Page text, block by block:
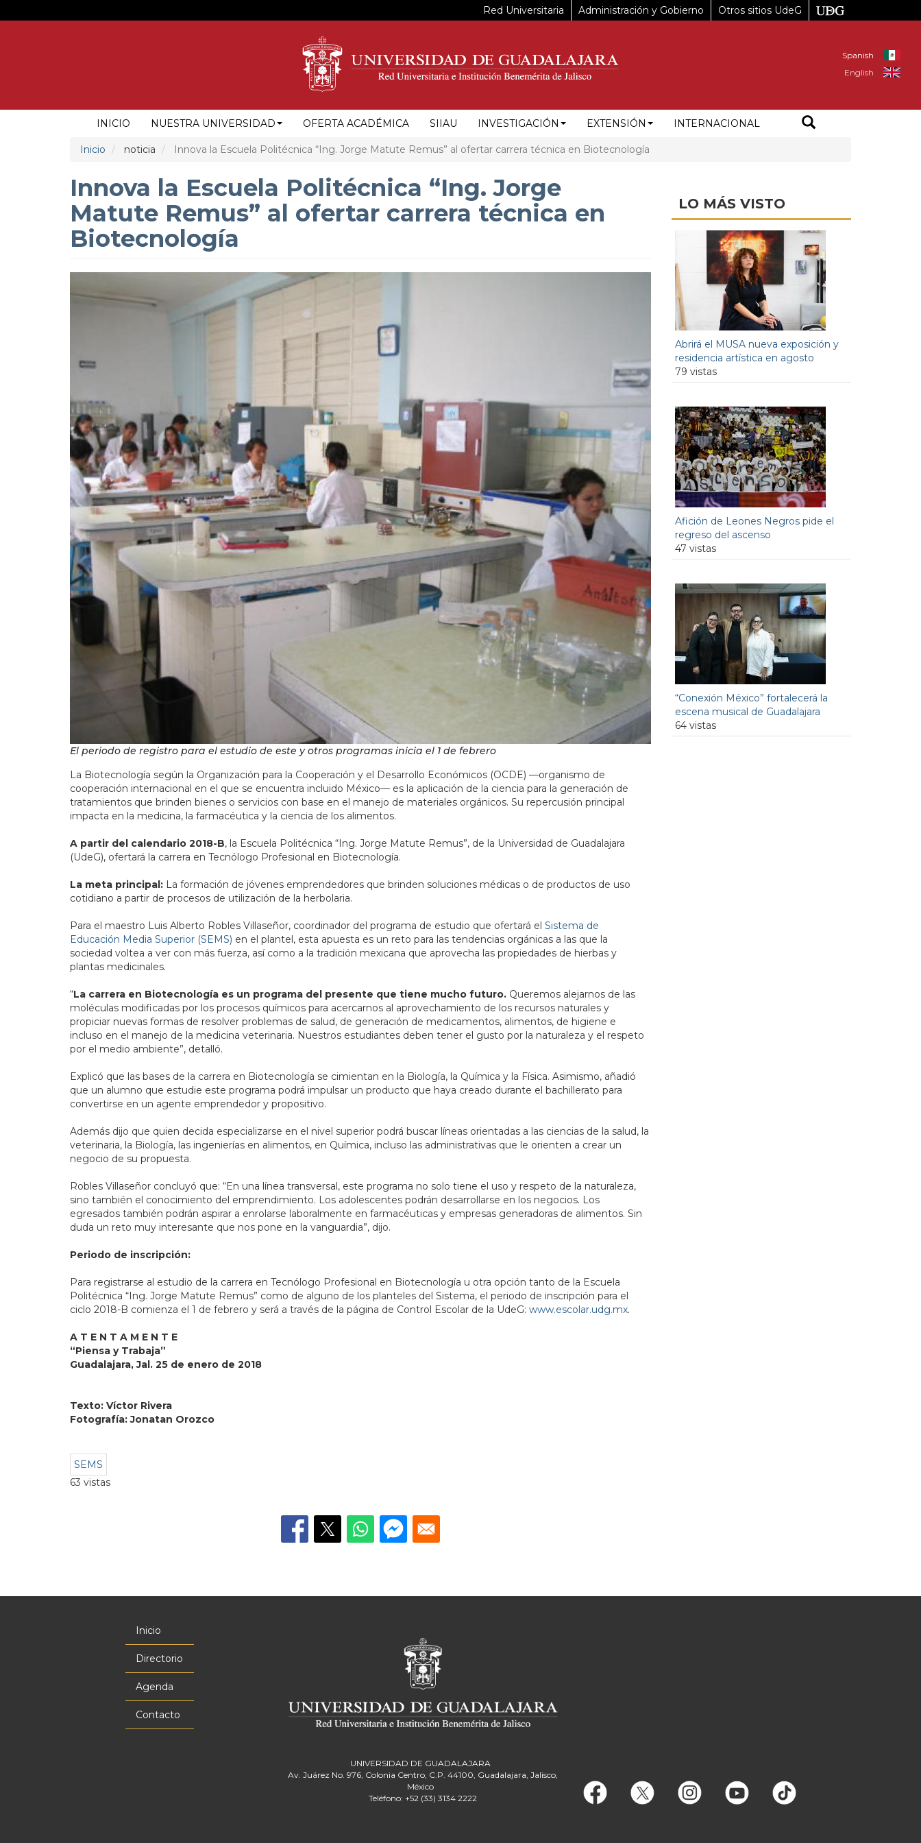
al
Red Universitaria Administración y Gobierno Otros sitios UdeG
Spanish
English
NAVEGACIÓN
PRINCIPAL
INICIO NUESTRA UNIVERSIDAD OFERTA ACADÉMICA SIIAU INVESTIGACIÓN EXTENSIÓN INTERNACIONAL
Inicio noticia Innova la Escuela Politécnica “Ing. Jorge Matute Remus” al ofertar carrera técnica en Biotecnología
Innova la Escuela Politécnica “Ing. Jorge
Matute Remus” al ofertar carrera técnica en
Biotecnología
El periodo de registro para el estudio de este y otros programas inicia el 1 de febrero
La Biotecnología según la Organización para la Cooperación y el Desarrollo Económicos (OCDE) —organismo de
cooperación internacional en el que se encuentra incluido México— es la aplicación de la ciencia para la generación de
tratamientos que brinden bienes o servicios con base en el manejo de materiales orgánicos. Su repercusión principal
impacta en la medicina, la farmacéutica y la ciencia de los alimentos.
A partir del calendario 2018-B, la Escuela Politécnica “Ing. Jorge Matute Remus”, de la Universidad de Guadalajara
(UdeG), ofertará la carrera en Tecnólogo Profesional en Biotecnología.
La meta principal: La formación de jóvenes emprendedores que brinden soluciones médicas o de productos de uso
cotidiano a partir de procesos de utilización de la herbolaria.
Para el maestro Luis Alberto Robles Villaseñor, coordinador del programa de estudio que ofertará el Sistema de
Educación Media Superior (SEMS) en el plantel, esta apuesta es un reto para las tendencias orgánicas a las que la
sociedad voltea a ver con más fuerza, así como a la tradición mexicana que aprovecha las propiedades de hierbas y
plantas medicinales.
“La carrera en Biotecnología es un programa del presente que tiene mucho futuro. Queremos alejarnos de las
moléculas modificadas por los procesos químicos para acercarnos al aprovechamiento de los recursos naturales y
propiciar nuevas formas de resolver problemas de salud, de generación de medicamentos, alimentos, de higiene e
incluso en el manejo de la medicina veterinaria. Nuestros estudiantes deben tener el gusto por la naturaleza y el respeto
por el medio ambiente”, detalló.
Explicó que las bases de la carrera en Biotecnología se cimientan en la Biología, la Química y la Física. Asimismo, añadió
que un alumno que estudie este programa podrá impulsar un producto que haya creado durante el bachillerato para
convertirse en un agente emprendedor y propositivo.
Además dijo que quien decida especializarse en el nivel superior podrá buscar líneas orientadas a las ciencias de la salud, la
veterinaria, la Biología, las ingenierías en alimentos, en Química, incluso las administrativas que le orienten a crear un
negocio de su propuesta.
Robles Villaseñor concluyó que: “En una línea transversal, este programa no solo tiene el uso y respeto de la naturaleza,
sino también el conocimiento del emprendimiento. Los adolescentes podrán desarrollarse en los negocios. Los
egresados también podrán aspirar a enrolarse laboralmente en farmacéuticas y empresas generadoras de alimentos. Sin
duda un reto muy interesante que nos pone en la vanguardia”, dijo.
Periodo de inscripción:
Para registrarse al estudio de la carrera en Tecnólogo Profesional en Biotecnología u otra opción tanto de la Escuela
Politécnica “Ing. Jorge Matute Remus” como de alguno de los planteles del Sistema, el periodo de inscripción para el
ciclo 2018-B comienza el 1 de febrero y será a través de la página de Control Escolar de la UdeG: www.escolar.udg.mx.
A T E N T A M E N T E
“Piensa y Trabaja”
Guadalajara, Jal. 25 de enero de 2018
Texto: Víctor Rivera
Fotografía: Jonatan Orozco
SEMS
63 vistas
LO MÁS VISTO
Abrirá el MUSA nueva exposición y
residencia artística en agosto
79 vistas
Afición de Leones Negros pide el
regreso del ascenso
47 vistas
“Conexión México” fortalecerá la
escena musical de Guadalajara
64 vistas
principal
Inicio
Directorio
Agenda
Contacto
UNIVERSIDAD DE GUADALAJARA
Av. Juárez No. 976, Colonia Centro, C.P. 44100, Guadalajara, Jalisco,
México
Teléfono: +52 (33) 3134 2222